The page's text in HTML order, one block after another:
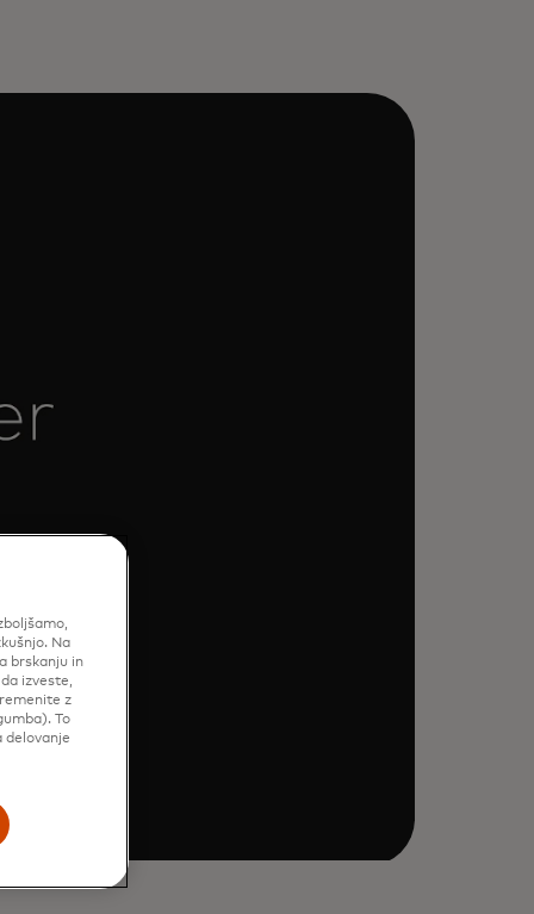
Na
brskanju in
izveste,
z
To
delovanje